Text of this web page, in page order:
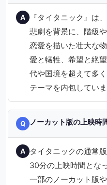
A
『タイタニック』は
悲劇を背景に、階級
恋愛を描いた壮大な物
愛と犠牲、希望と絶
代や国境を超えて多
テーマを内包していま
Q ノーカット版の上映時
A
タイタニックの通常
30分の上映時間とな
一部のノーカット版